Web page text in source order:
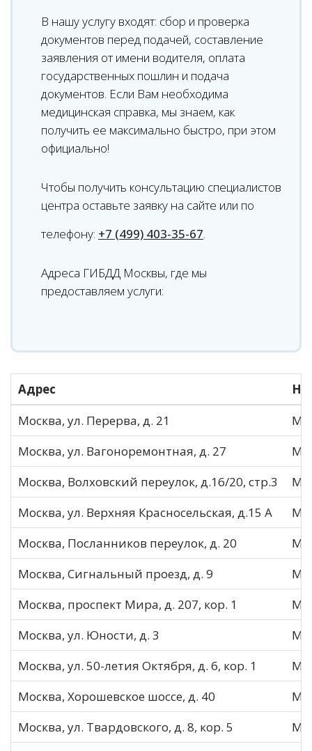
В нашу услугу входят: сбор и проверка
документов перед подачей, составление
заявления от имени водителя, оплата
государственных пошлин и подача
документов. Если Вам необходима
медицинская справка, мы знаем, как
получить ее максимально быстро, при этом
официально!
Чтобы получить консультацию специалистов
центра оставьте заявку на сайте или по
телефону: +7 (499) 403-35-67.
Адреса ГИБДД Москвы, где мы
предоставляем услуги:
Адрес
Москва, ул. Перерва, д. 21
МО
Москва, ул. Вагоноремонтная, д. 27
МО
Москва, Волховский переулок, д.16/20, стр.3
МО
Москва, ул. Верхняя Красносельская, д.15 А
МО
Москва, Посланников переулок, д. 20
МО
Москва, Сигнальный проезд, д. 9
МО
Москва, проспект Мира, д. 207, кор. 1
МО
Москва, ул. Юности, д. 3
МО
Москва, ул. 50-летия Октября, д. 6, кор. 1
МО
Москва, Хорошевское шоссе, д. 40
МО
Москва, ул. Твардовского, д. 8, кор. 5
МО